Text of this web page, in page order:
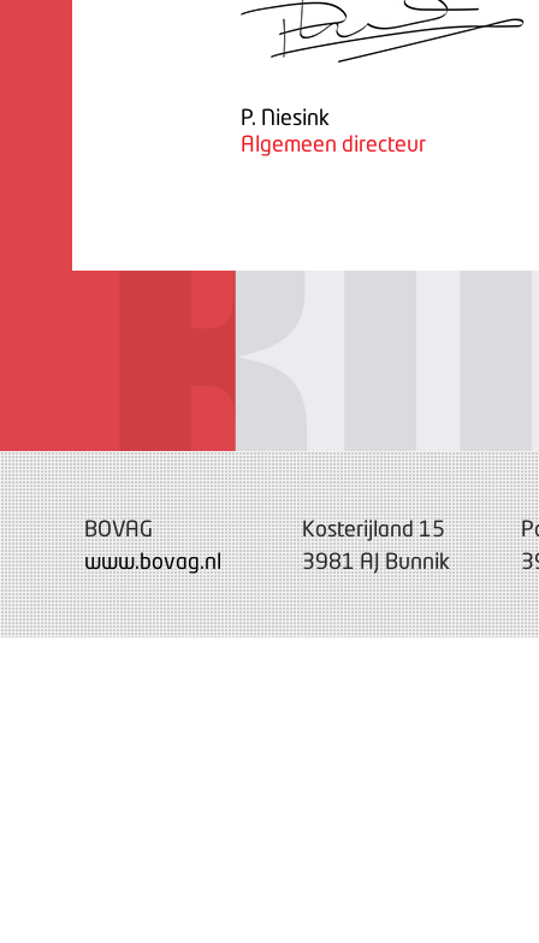
P. Niesink
Algemeen directeur
BOVAG
www.bovag.nl
Kosterijland 15
3981 AJ Bunnik